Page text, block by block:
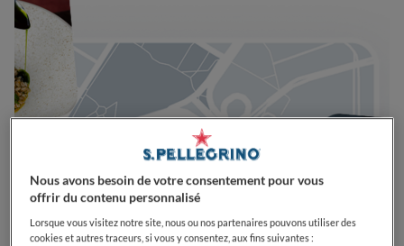
Nous avons besoin de votre consentement pour vous
offrir du contenu personnalisé
Lorsque vous visitez notre site, nous ou nos partenaires pouvons utiliser des
cookies et autres traceurs, si vous y consentez, aux fins suivantes :